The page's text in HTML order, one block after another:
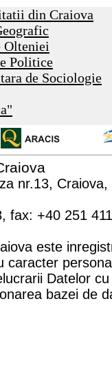
din Craiova
Olteniei
Politice
de Sociologie
nr.13,
fax: +40 251
este
caracter
Datelor
bazei de